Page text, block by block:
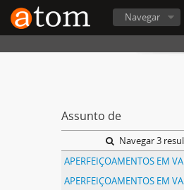
Navegar
Assunto de
Navegar 3